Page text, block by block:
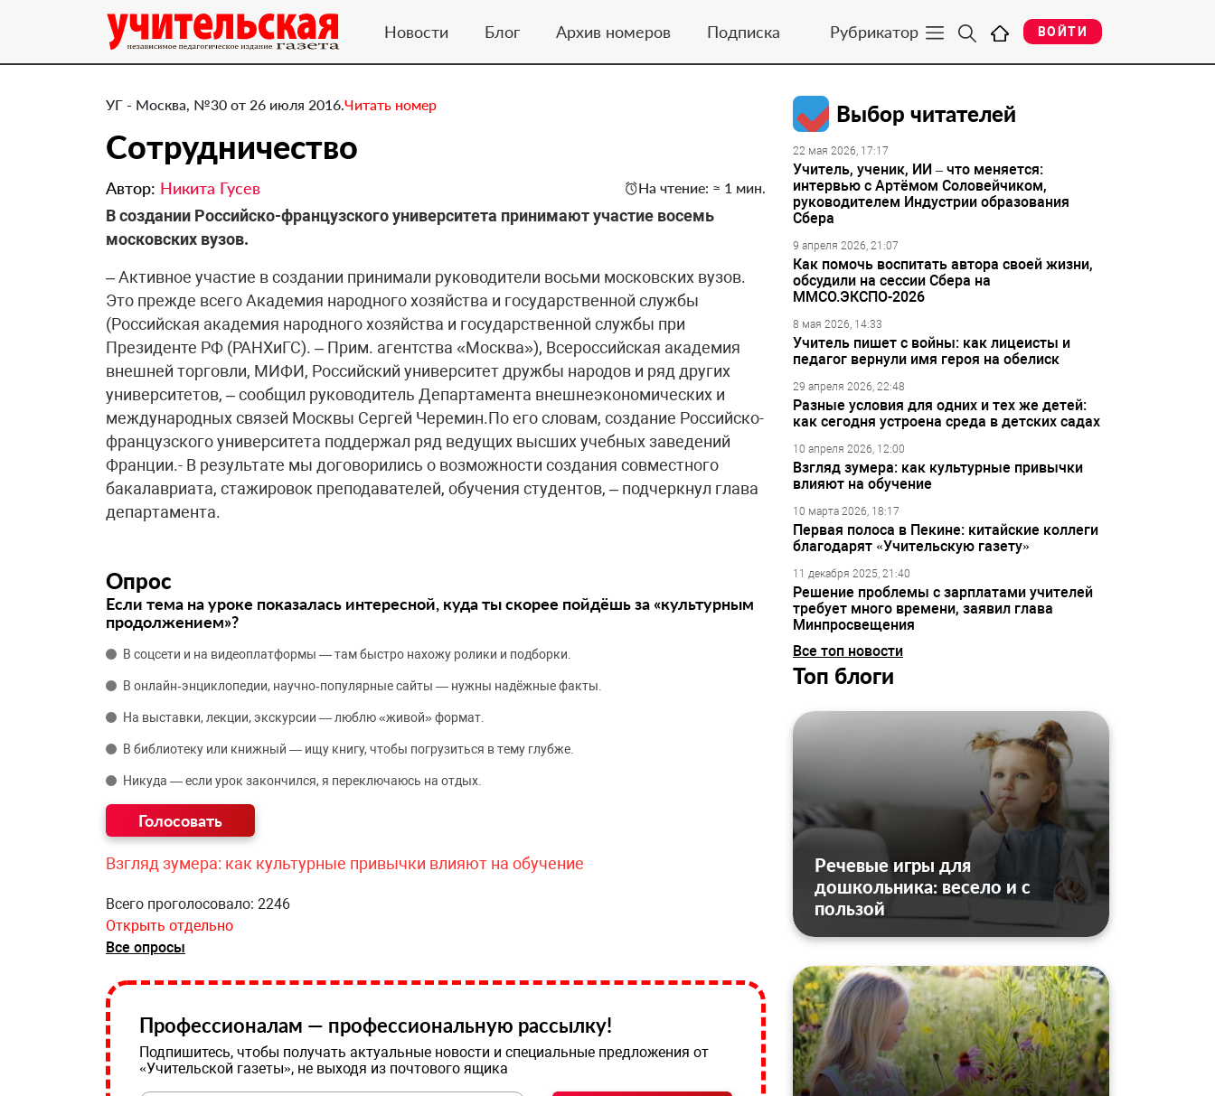
Новости Блог Архив номеров Подписка Рубрикатор ВОЙТИ
УГ - Москва, №30 от 26 июля 2016.Читать номер
Сотрудничество
Автор: Никита Гусев На чтение: ≈ 1 мин.
В создании Российско-французского университета принимают участие восемь
московских вузов.
– Активное участие в создании принимали руководители восьми московских вузов.
Это прежде всего Академия народного хозяйства и государственной службы
(Российская академия народного хозяйства и государственной службы при
Президенте РФ (РАНХиГС). – Прим. агентства «Москва»), Всероссийская академия
внешней торговли, МИФИ, Российский университет дружбы народов и ряд других
университетов, – сообщил руководитель Департамента внешнеэкономических и
международных связей Москвы Сергей Черемин.По его словам, создание Российско-
французского университета поддержал ряд ведущих высших учебных заведений
Франции.- В результате мы договорились о возможности создания совместного
бакалавриата, стажировок преподавателей, обучения студентов, – подчеркнул глава
департамента.
Опрос
Если тема на уроке показалась интересной, куда ты скорее пойдёшь за «культурным
продолжением»?
В соцсети и на видеоплатформы — там быстро нахожу ролики и подборки.
В онлайн‑энциклопедии, научно‑популярные сайты — нужны надёжные факты.
На выставки, лекции, экскурсии — люблю «живой» формат.
В библиотеку или книжный — ищу книгу, чтобы погрузиться в тему глубже.
Никуда — если урок закончился, я переключаюсь на отдых.
Взгляд зумера: как культурные привычки влияют на обучение
Всего проголосовало: 2246
Открыть отдельно
Все опросы
Профессионалам — профессиональную рассылку!
Подпишитесь, чтобы получать актуальные новости и специальные предложения от
«Учительской газеты», не выходя из почтового ящика
Выбор читателей
22 мая 2026, 17:17
Учитель, ученик, ИИ – что меняется:
интервью с Артёмом Соловейчиком,
руководителем Индустрии образования
Сбера
9 апреля 2026, 21:07
Как помочь воспитать автора своей жизни,
обсудили на сессии Сбера на
ММСО.ЭКСПО-2026
8 мая 2026, 14:33
Учитель пишет с войны: как лицеисты и
педагог вернули имя героя на обелиск
29 апреля 2026, 22:48
Разные условия для одних и тех же детей:
как сегодня устроена среда в детских садах
10 апреля 2026, 12:00
Взгляд зумера: как культурные привычки
влияют на обучение
10 марта 2026, 18:17
Первая полоса в Пекине: китайские коллеги
благодарят «Учительскую газету»
11 декабря 2025, 21:40
Решение проблемы с зарплатами учителей
требует много времени, заявил глава
Минпросвещения
Все топ новости
Топ блоги
Речевые игры для
дошкольника: весело и с
пользой